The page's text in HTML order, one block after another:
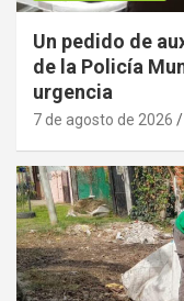
Un pedido de
de la Policía
urgencia
7 de agosto de 2026